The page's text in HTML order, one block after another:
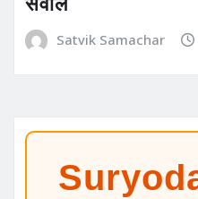
Satvik Samachar